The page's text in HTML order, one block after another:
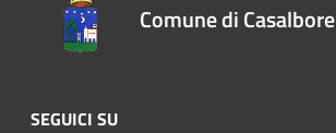
Comune di Casalbore
SEGUICI SU